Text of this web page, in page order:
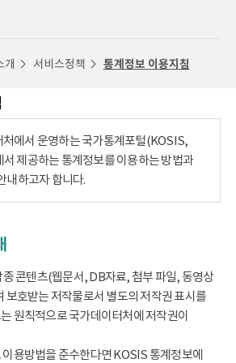
개 서비스정책 통계정보 이용지침
처에서 운영하는 국가통계포털(KOSIS,
제공하는 통계정보를 이용하는 방법과
내하고자 합니다.
콘텐츠(웹문서, DB자료, 첨부 파일, 동영상
보호받는 저작물로서 별도의 저작권 표시를
원칙적으로 국가데이터처에 저작권이
용방법을 준수한다면 KOSIS 통계정보에